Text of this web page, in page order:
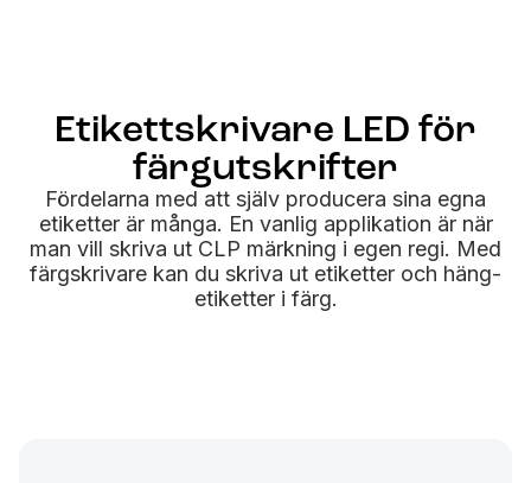
Etikettskrivare LED för
färgutskrifter
Fördelarna med att själv producera sina egna
etiketter är många. En vanlig applikation är när
man vill skriva ut CLP märkning i egen regi. Med
färgskrivare kan du skriva ut etiketter och häng-
etiketter i färg.